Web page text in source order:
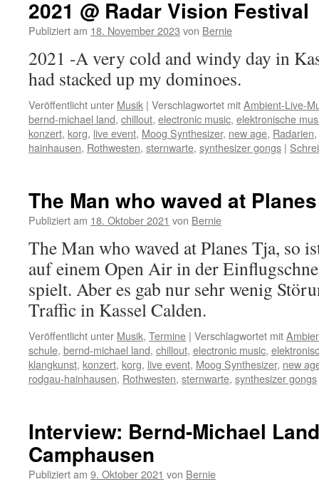
2021 @ Radar Vision Festival
Publiziert am 18. November 2023 von Bernie
2021 -A very cold and windy day in
had stacked up my dominoes.
Veröffentlicht unter Musik | Verschlagwortet mitAmbient-Live-
bernd-michael land, chillout, electronic music, elektronische
konzert, korg, live event, Moog Synthesizer, new age, Radarien,
hainhausen, Rothwesten, sternwarte, synthesizer gongs |
The Man who waved at Planes
Publiziert am 18. Oktober 2021 von Bernie
The Man who waved at Planes Tja, so
auf einem Open Air in der
spielt. Aber es gab nur sehr wenig
Traffic in Kassel Calden.
Veröffentlicht unter Musik, Termine | Verschlagwortet mit
schule, bernd-michael land, chillout, electronic music,
klangkunst, konzert, korg, live event, Moog Synthesizer, new
rodgau-hainhausen, Rothwesten, sternwarte, synthesizer gongs
Interview: Bernd-Michael
Camphausen
Publiziert am 9. Oktober 2021 von Bernie